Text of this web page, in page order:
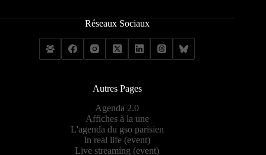
Réseaux Sociaux
Autres Pages
Agenda 2.0
Affiches à la une
L'agenda du gso parisien
In real life (event)
Live streaming (event)